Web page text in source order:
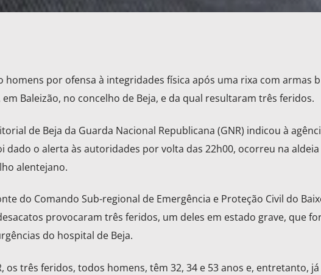
homens por ofensa à integridades física após uma rixa com armas
Baleizão, no concelho de Beja, e da qual resultaram três feridos.
de Beja da Guarda Nacional Republicana (GNR) indicou à
dado o alerta às autoridades por volta das 22h00, ocorreu na aldeia
alentejano.
do Comando Sub-regional de Emergência e Proteção Civil do
provocaram três feridos, um deles em estado grave, que
do hospital de Beja.
os três feridos, todos homens, têm 32, 34 e 53 anos e, entretanto,